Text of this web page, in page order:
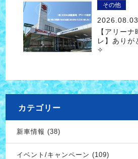
その他
2026.08.03
【アリー
レ】ありが
✧
カテゴリー
新車情報 (38)
イベント/キャンペーン (109)